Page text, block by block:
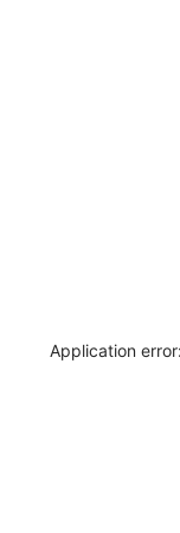
Application